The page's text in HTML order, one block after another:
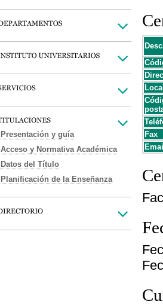
Presentación y guía
Acceso y Normativa Académica
Datos del Título
Planificación de la Enseñanza
Fax